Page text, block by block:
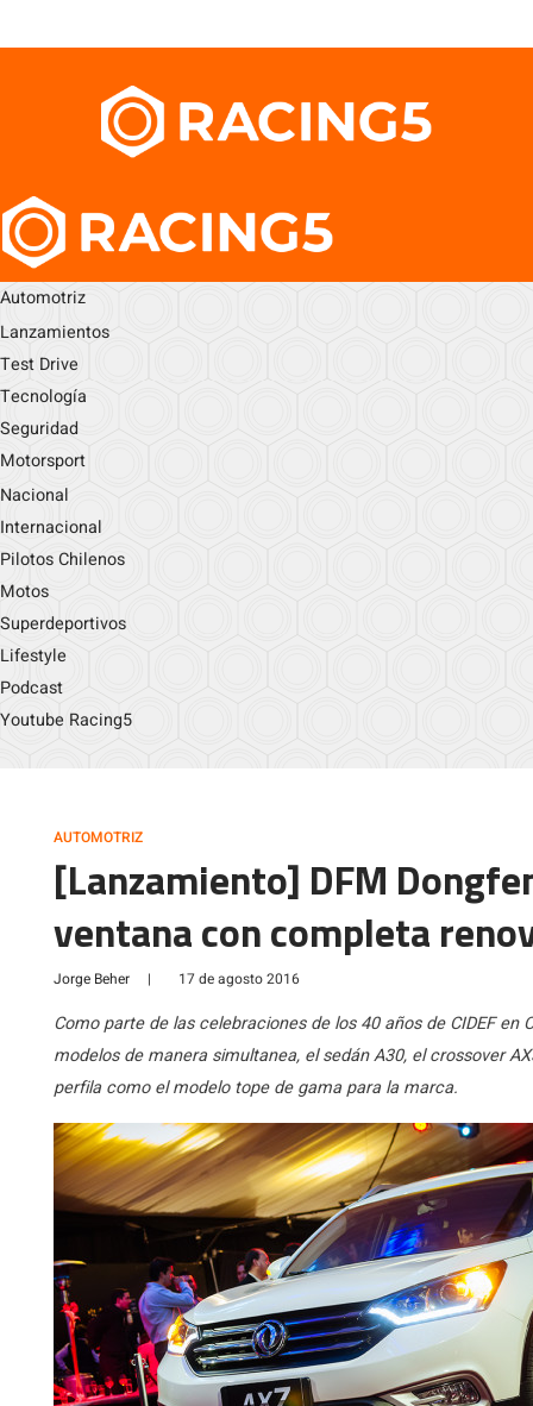
Automotriz
Lanzamientos
Test Drive
Tecnología
Seguridad
Motorsport
Nacional
Internacional
Pilotos Chilenos
Motos
Superdeportivos
Lifestyle
Podcast
Youtube Racing5
AUTOMOTRIZ
[Lanzamiento] DFM
ventana con completa
Jorge Beher | 17 de agosto 2016
Como parte de las celebraciones de los 40 años de CIDEF
modelos de manera simultanea, el sedán A30, el crossover
perfila como el modelo tope de gama para la marca.